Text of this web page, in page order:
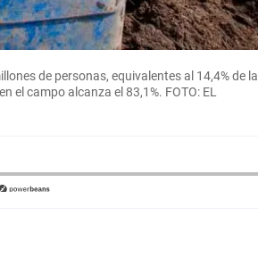
de personas, equivalentes al 14,4% de la
campo alcanza el 83,1%. FOTO: EL